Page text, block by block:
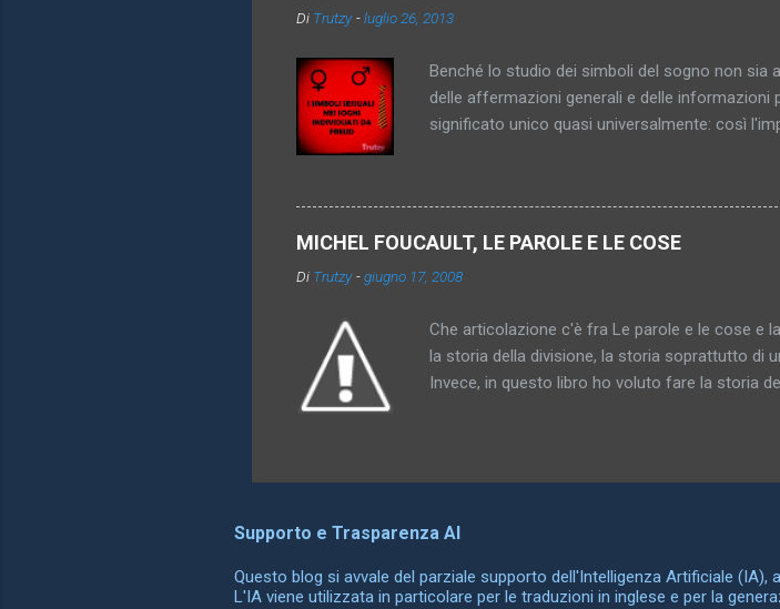
anche sconosciuto. Di conseguenza neppure
Di Trutzy -luglio 26, 2013
Benché lo studio dei simboli del sogno non
delle affermazioni generali e delle
significato unico quasi universalmente: così
dei simboli del sogno serve a rappresentare
particolare i genitali sono rappresentati da
di oggetti serve ad indicarli simbolicamente.
rappresentano l'organo genitale maschile;
l'utero. In tali casi il tertium comparationis,
MICHEL FOUCAULT, LE PAROLE E LE COSE
Di Trutzy -giugno 17, 2008
Che articolazione c'è fra Le parole e le cose e
la storia della divisione, la storia soprattutto di
Invece, in questo libro ho voluto fare la storia
possono organizzarsi in reti, disegnarsi
ha dato al libro si ritrova la parola
esattamente una disciplina ma un campo di
conoscenze, le idee filosofich...
Supporto e Trasparenza AI
Questo blog si avvale del parziale supporto dell'Intelligenza Artificiale
L'IA viene utilizzata in particolare per le traduzioni in inglese e per la